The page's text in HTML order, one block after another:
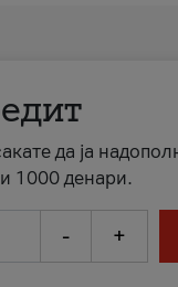
да ја
1000 денари.
- +